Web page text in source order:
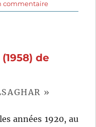
commentairesur
La
(1955)
de
»
années 1920, au